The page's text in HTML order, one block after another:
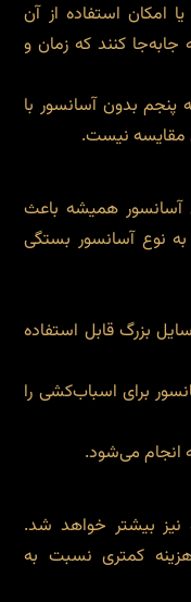
امکان استفاده از آن
جابه‌جا کنند که زمان و
بدون آسانسور با
مقایسه نیست.
آسانسور همیشه باعث
نوع آسانسور بستگی
بزرگ قابل استفاده
برای اسباب‌کشی را
انجام می‌شود.
نیز بیشتر خواهد شد.
کمتری نسبت به